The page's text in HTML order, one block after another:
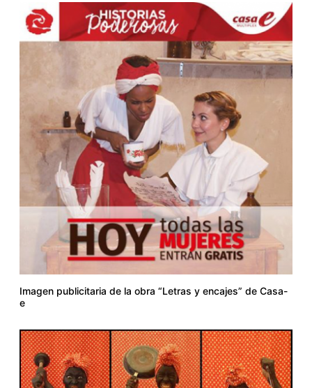
Imagen publicitaria de la obra “Letras y encajes” de Casa-
e